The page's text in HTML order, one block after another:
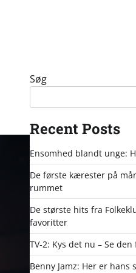
Søg
Recent Posts
Ensomhed blandt unge:
De første kærester på
rummet
De største hits fra
favoritter
TV-2: Kys det nu – Se
Benny Jamz: Her er